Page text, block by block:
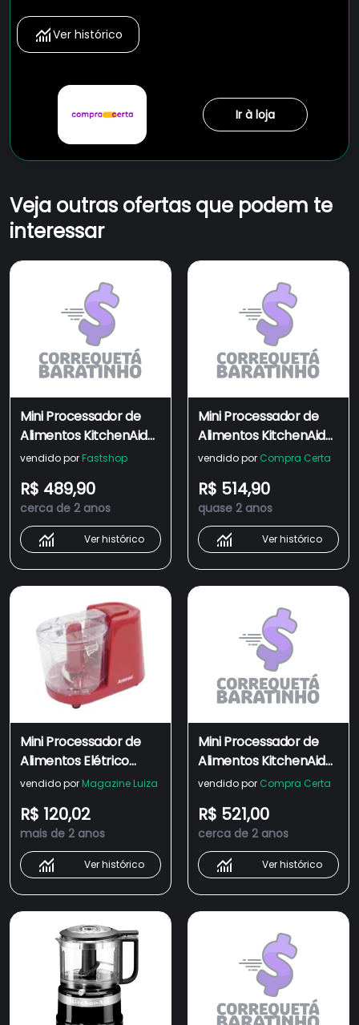
Ver histórico
Ir à loja
Veja outras ofertas que podem te
interessar
Mini Processador de
Alimentos KitchenAid
Empire Red com 02
Capacidade de 0,8
Litros - KJA03BV
vendido por Fastshop
R$ 489,90
cerca de 2 anos
Ver histórico
Mini Processador de
Alimentos KitchenAid
Onyx Black - KJA03BE
vendido por Compra Certa
R$ 514,90
quase 2 anos
Ver histórico
Mini Processador de
Alimentos Elétrico
220V 350ml 2 Lâminas
1001 Red 220V
vendido por Magazine Luiza
R$ 120,02
mais de 2 anos
Ver histórico
Mini Processador de
Alimentos KitchenAid
Empire Red - KJA03BV
vendido por Compra Certa
R$ 521,00
cerca de 2 anos
Ver histórico